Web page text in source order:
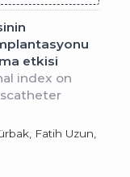
etkisi
index on
Fatih Uzun,